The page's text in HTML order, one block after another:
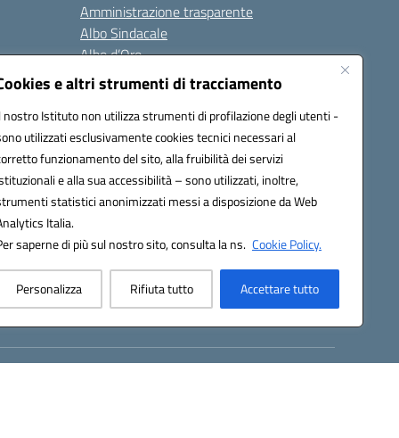
e altri strumenti di tracciamento
nostro Istituto non utilizza strumenti di profilazione degli utenti -
utilizzati esclusivamente cookies tecnici necessari al
funzionamento del sito, alla fruibilità dei servizi
e alla sua accessibilità – sono utilizzati, inoltre,
statistici anonimizzati messi a disposizione da Web
Italia.
saperne di più sul nostro sito, consulta la ns. Cookie Policy.
Personalizza Rifiuta tutto Accettare tutto
Amministrazione trasparente
Albo Sindacale
Albo d’Oro
Sicurezza
Erasmus
Seguici su: